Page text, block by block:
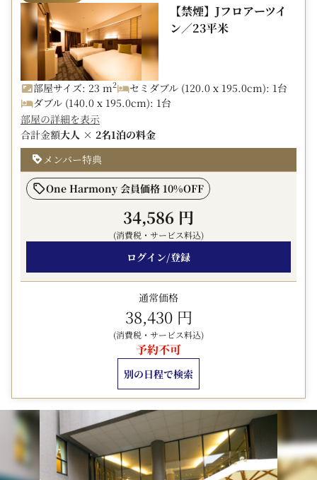
時間：6:30～9:30（L.O.9:10)
※喫食人数が多い場合はチェックイン時に整理券を配布
し、時間指定(50分制)での入場となる場合がございます
□■客室■□
落ち着いた色調のお部屋にはシモンズ製のベッドをご用
意。
デュベタイプのベッドカバーでぐっすりお休み下さい。
全室高速ネット接続無料(Wi-Fi/有線LAN)
空気清浄機・ズボンプレッサー・マイナスイオンドライヤ
ー完備
高層階のお部屋では遮るものがなく、
信州の山々が魅せる景色を愉しんでいただけます。
ホテル隣接駐車場は先着順です。（1,000円/泊）
満車の場合は近くの契約駐車場をご案内致します。
・自動販売機・コインランドリー（1F）
・バー「モエ」（B1F）
・中国レストラン「美麗華」（2F）
・喫煙コーナー（2F）
□■マイレージ■□
当プランはJALマイレージ積算対象外です。
□■アーリーチェックイン■□
【禁煙】Jフロアーツイ
ン／23平米
部屋サイズ: 23 m2
セミダブル (120.0 x 195.0cm): 1台
ダブル (140.0 x 195.0cm): 1台
部屋の詳細を表示
合計金額大人 × 2名1泊の料金
メンバー特典
One Harmony 会員価格 10%OFF
34,586 円
(消費税・サービス料込)
ログイン/登録
通常価格
38,430 円
(消費税・サービス料込)
予約不可
別の日程で検索